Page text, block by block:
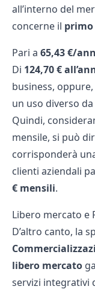
all’interno del
concerne il primo
Pari a 65,43 €/
Di 124,70 €
business,
un uso diverso
Quindi,
mensile, si può
corrisponderà
clienti aziendali
€ mensili.
Libero mercato e
D’altro canto, la
libero mercato
servizi integrativi